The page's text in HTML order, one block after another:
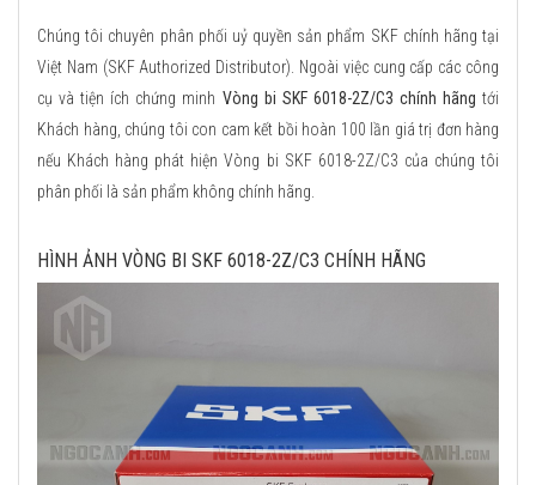
Chúng tôi chuyên phân phối uỷ quyền sản phẩm SKF chính hãng tại
Việt Nam (SKF Authorized Distributor). Ngoài việc cung cấp các công
cụ và tiện ích chứng minh Vòng bi SKF 6018-2Z/C3 chính hãng tới
Khách hàng, chúng tôi con cam kết bồi hoàn 100 lần giá trị đơn hàng
nếu Khách hàng phát hiện Vòng bi SKF 6018-2Z/C3 của chúng tôi
phân phối là sản phẩm không chính hãng.
HÌNH ẢNH VÒNG BI SKF 6018-2Z/C3 CHÍNH HÃNG